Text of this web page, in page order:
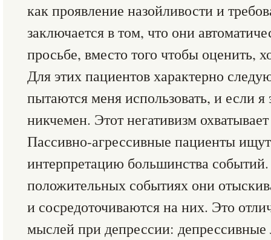
как проявление назойливости и
заключается в том, что они
просьбе, вместо того чтобы оценить,
Для этих пациентов характерно
пытаются меня использовать, и если я
никчемен. Этот негативизм
Пассивно-агрессивные пациенты
интерпретацию большинства
положительных событиях они
и сосредоточиваются на них. Это
мыслей при депрессии: